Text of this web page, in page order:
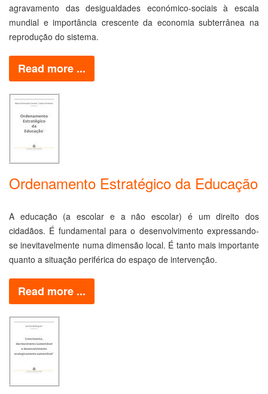
agravamento das desigualdades económico-sociais à escala
mundial e importância crescente da economia subterrânea na
reprodução do sistema.
Read more ...
Ordenamento Estratégico da Educação
A educação (a escolar e a não escolar) é um direito dos
cidadãos. É fundamental para o desenvolvimento expressando-
se inevitavelmente numa dimensão local. É tanto mais importante
quanto a situação periférica do espaço de intervenção.
Read more ...